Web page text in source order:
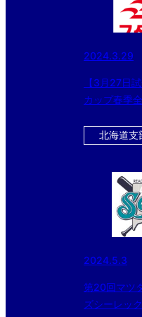
2024.3.29
【3月27日
カップ春季
16に進出!!
北海道支
2024.5.3
第20回マツ
ズシーレッ